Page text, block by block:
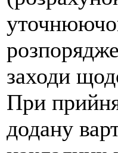
заходи
При
додану